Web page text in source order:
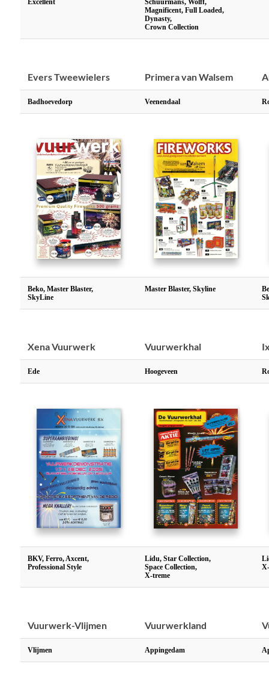
Excellent
Schuurmans, Wolff,
Magnificent, Full Loaded,
Dynasty,
Crown Collection
Evers Tweewielers Primera van Walsem
Badhoevedorp Veenendaal
Beko, Master Blaster,
SkyLine
Master Blaster, Skyline
Xena Vuurwerk Vuurwerkhal
Ede Hoogeveen
BKV, Ferro, Axcent,
Professional Style
Lidu, Star Collection,
Space Collection,
X-treme
Vuurwerk-Vlijmen Vuurwerkland
Vlijmen Appingedam